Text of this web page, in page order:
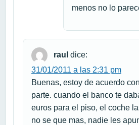
menos no lo
raul dice:
31/01/2011 a las 2:31 pm
Buenas, estoy de acuerdo
parte. cuando el banco te
euros para el piso, el coche
no se que mas, nadie les